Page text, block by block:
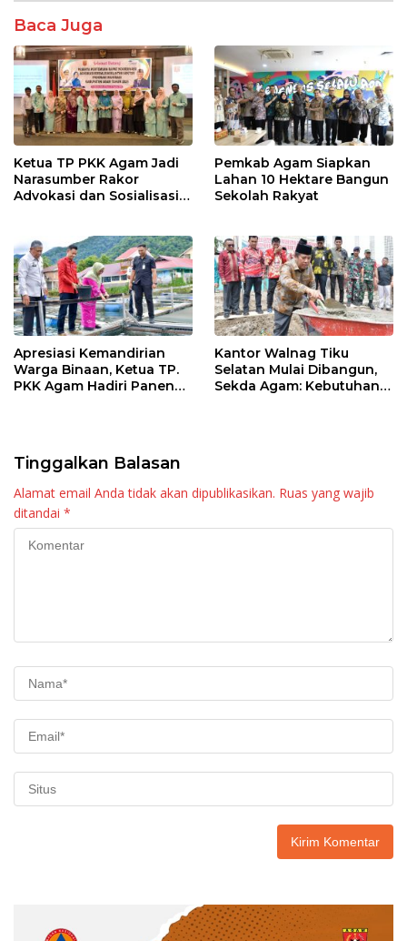
o
o
k
A
p
p
Baca Juga
Ketua TP PKK Agam Jadi
Narasumber Rakor
Advokasi dan Sosialisasi
Pemkab Agam Siapkan
Lahan 10 Hektare Bangun
Sekolah Rakyat
Apresiasi Kemandirian
Warga Binaan, Ketua TP.
PKK Agam Hadiri Panen
Kantor Walnag Tiku
Selatan Mulai Dibangun,
Sekda Agam: Kebutuhan
Tinggalkan Balasan
Alamat email Anda tidak akan dipublikasikan. Ruas yang wajib
ditandai *